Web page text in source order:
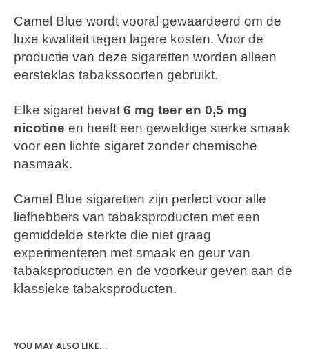
Camel Blue wordt vooral gewaardeerd om de
luxe kwaliteit tegen lagere kosten. Voor de
productie van deze sigaretten worden alleen
eersteklas tabakssoorten gebruikt.
Elke sigaret bevat 6 mg teer en 0,5 mg
nicotine en heeft een geweldige sterke smaak
voor een lichte sigaret zonder chemische
nasmaak.
Camel Blue sigaretten zijn perfect voor alle
liefhebbers van tabaksproducten met een
gemiddelde sterkte die niet graag
experimenteren met smaak en geur van
tabaksproducten en de voorkeur geven aan de
klassieke tabaksproducten.
YOU MAY ALSO LIKE…